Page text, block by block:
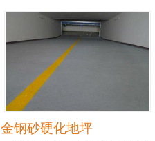
金钢砂硬化地坪